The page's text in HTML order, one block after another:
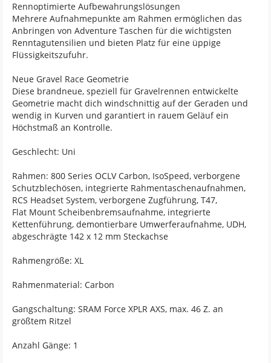
Rennoptimierte Aufbewahrungslösungen
Mehrere Aufnahmepunkte am Rahmen ermöglichen das
Anbringen von Adventure Taschen für die wichtigsten
Renntagutensilien und bieten Platz für eine üppige
Flüssigkeitszufuhr.
Neue Gravel Race Geometrie
Diese brandneue, speziell für Gravelrennen entwickelte
Geometrie macht dich windschnittig auf der Geraden und
wendig in Kurven und garantiert in rauem Geläuf ein
Höchstmaß an Kontrolle.
Geschlecht: Uni
Rahmen: 800 Series OCLV Carbon, IsoSpeed, verborgene
Schutzblechösen, integrierte Rahmentaschenaufnahmen,
RCS Headset System, verborgene Zugführung, T47,
Flat Mount Scheibenbremsaufnahme, integrierte
Kettenführung, demontierbare Umwerferaufnahme, UDH,
abgeschrägte 142 x 12 mm Steckachse
Rahmengröße: XL
Rahmenmaterial: Carbon
Gangschaltung: SRAM Force XPLR AXS, max. 46 Z. an
größtem Ritzel
Anzahl Gänge: 1